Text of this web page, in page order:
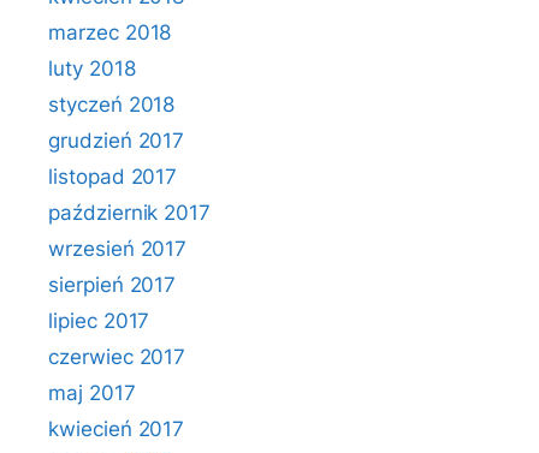
marzec 2018
luty 2018
styczeń 2018
grudzień 2017
listopad 2017
październik 2017
wrzesień 2017
sierpień 2017
lipiec 2017
czerwiec 2017
maj 2017
kwiecień 2017